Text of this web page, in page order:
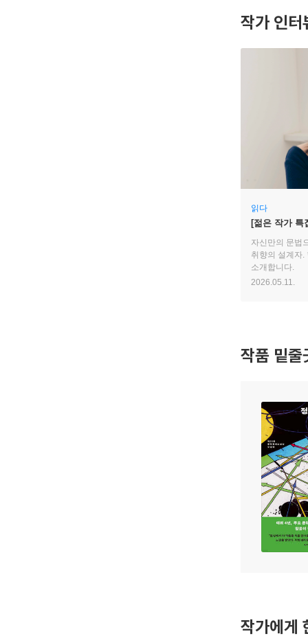
작가 인터
읽다
[젊은 작가 특
자신만의 문법
취향의 설계자.
소개합니다.
2026.05.11.
작품 밑줄
작가에게